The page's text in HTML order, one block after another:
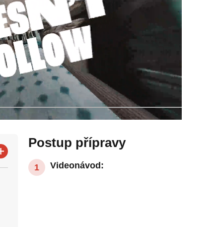
Postup přípravy
Videonávod: